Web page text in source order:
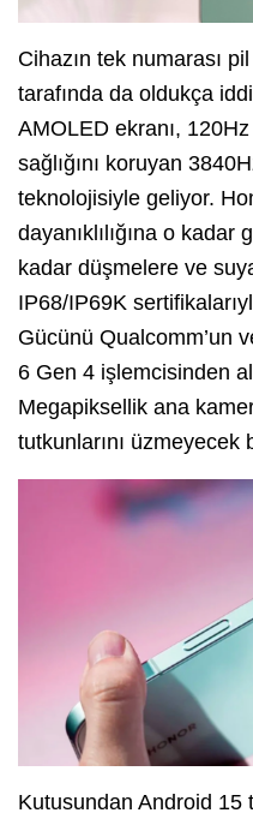
Cihazın tek numarası
tarafında da oldukça
AMOLED ekranı,
sağlığını koruyan
teknolojisiyle geliyor.
dayanıklılığına o
kadar düşmelere ve
IP68/IP69K
Gücünü Qualcomm’un
6 Gen 4 işlemcisinden
Megapiksellik ana
tutkunlarını üzmeyecek
Kutusundan Android 15